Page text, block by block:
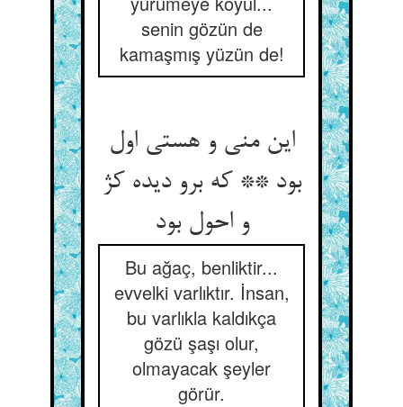
senin gözün de
kamaşmış yüzün de!
این منی و هستی اول
بود ** که برو دیده کژ
و احول بود
Bu ağaç, benliktir...
evvelki varlıktır. İnsan,
bu varlıkla kaldıkça
gözü şaşı olur,
olmayacak şeyler
görür.